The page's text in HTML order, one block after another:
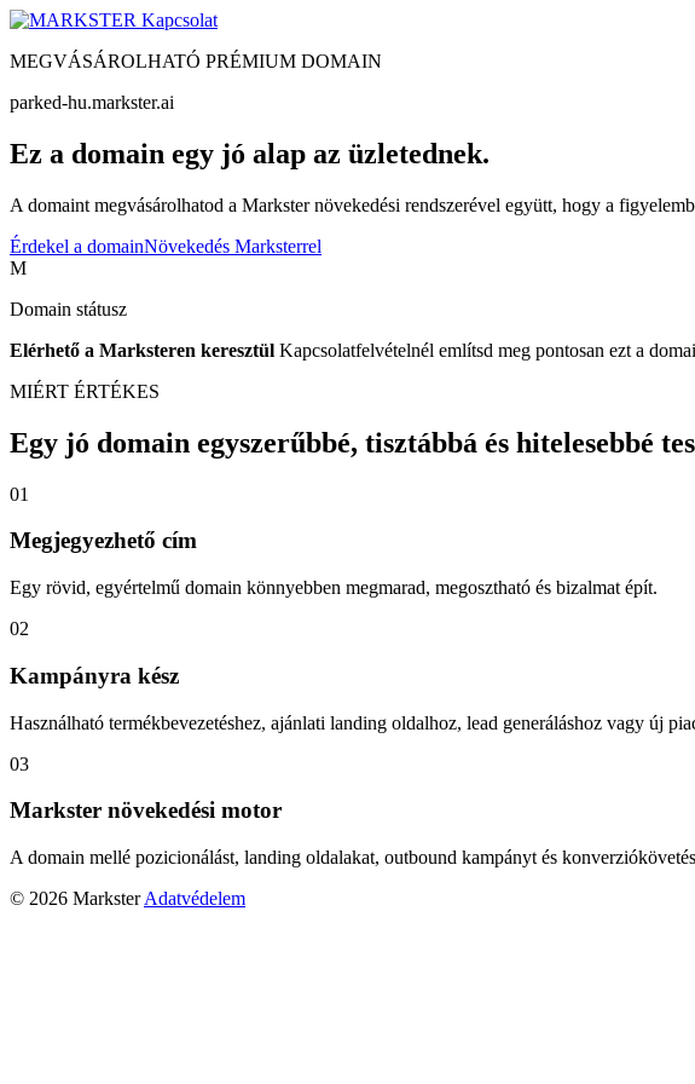
Kapcsolat
MEGVÁSÁROLHATÓ PRÉMIUM DOMAIN
parked-hu.markster.ai
Ez a domain egy jó alap az üzletednek.
A domaint megvásárolhatod a Markster növekedési rendszerével együtt, hogy a
Érdekel a domainNövekedés Marksterrel
M
Domain státusz
Elérhető a Marksteren keresztül Kapcsolatfelvételnél említsd meg pontosan ezt a
MIÉRT ÉRTÉKES
Egy jó domain egyszerűbbé, tisztábbá és hitelesebbé
01
Megjegyezhető cím
Egy rövid, egyértelmű domain könnyebben megmarad, megosztható és bizalmat épít.
02
Kampányra kész
Használható termékbevezetéshez, ajánlati landing oldalhoz, lead generáláshoz vagy új
03
Markster növekedési motor
A domain mellé pozicionálást, landing oldalakat, outbound kampányt és
© 2026 Markster Adatvédelem